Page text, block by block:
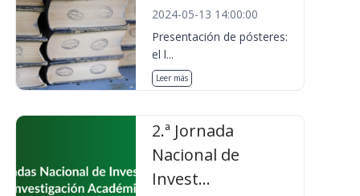
2024-05-13 14:00:00
Presentación de pósteres:
el l...
Leer más
2.ª Jornada
Nacional de
Invest...